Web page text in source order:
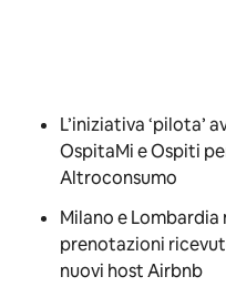
L’iniziativa ‘pilota’
OspitaMieOspiti
Altroconsumo
Milano e
prenotazioni
nuovi host Airbnb